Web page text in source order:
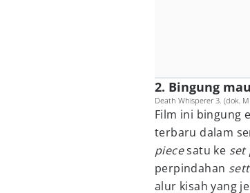
2. Bingung
Death Whisperer 3. (dok.
Film ini bingung
terbaru dalam
piecesatu ke set
perpindahan
alur kisah yang